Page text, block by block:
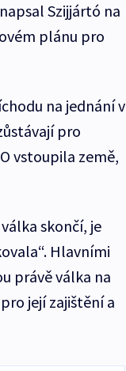
Szijjártó na
plánu pro
na jednání v
pro
vstoupila země,
skončí, je
Hlavními
právě válka na
její zajištění a